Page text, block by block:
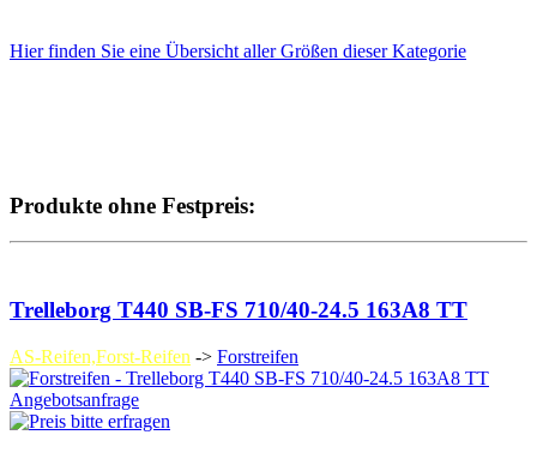
Hier finden Sie eine Übersicht aller Größen dieser Kategorie
Produkte ohne Festpreis:
Trelleborg T440 SB-FS 710/40-24.5 163A8 TT
AS-Reifen,Forst-Reifen -> Forstreifen
Angebotsanfrage